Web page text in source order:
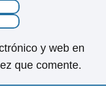
y web en
que comente.